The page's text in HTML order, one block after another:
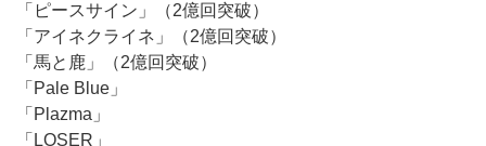
「ピースサイン」（2億回突破）
「アイネクライネ」（2億回突破）
「馬と鹿」（2億回突破）
「Pale Blue」
「Plazma」
「LOSER」